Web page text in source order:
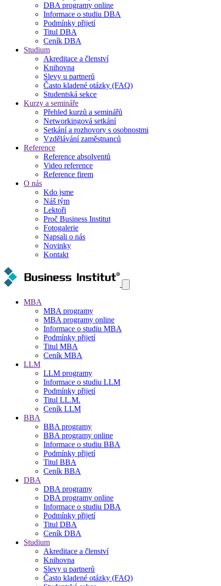
DBA programy online
Informace o studiu DBA
Podmínky přijetí
Titul DBA
Ceník DBA
Studium
Akreditace a členství
Knihovna
Slevy u partnerů
Často kladené otázky (FAQ)
Studentská sekce
Kurzy a semináře
Přehled kurzů a seminářů
Networkingová setkání
Setkání a rozhovory s osobnostmi
Vzdělávání zaměstnanců
Reference
Reference absolventů
Video reference
Reference firem
O nás
Kdo jsme
Náš tým
Lektoři
Proč Business Institut
Fotogalerie
Napsali o nás
Novinky
Kontakt
MBA
MBA programy
MBA programy online
Informace o studiu MBA
Podmínky přijetí
Titul MBA
Ceník MBA
LLM
LLM programy
Informace o studiu LLM
Podmínky přijetí
Titul LL.M.
Ceník LLM
BBA
BBA programy
BBA programy online
Informace o studiu BBA
Podmínky přijetí
Titul BBA
Ceník BBA
DBA
DBA programy
DBA programy online
Informace o studiu DBA
Podmínky přijetí
Titul DBA
Ceník DBA
Studium
Akreditace a členství
Knihovna
Slevy u partnerů
Často kladené otázky (FAQ)